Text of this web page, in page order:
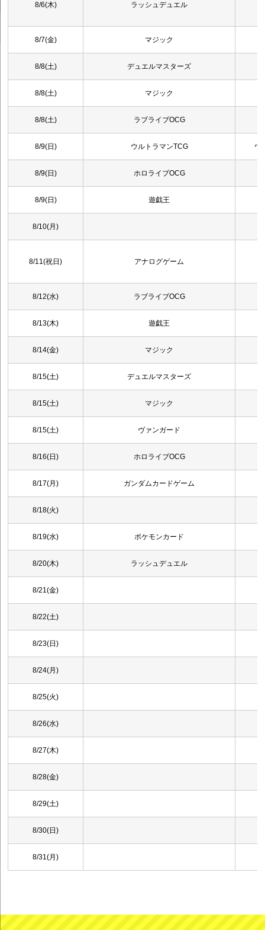
8/6(木) ラッシュデュエル
8/7(金) マジック
8/8(土) デュエルマスターズ
8/8(土) マジック
8/8(土) ラブライブOCG
8/9(日) ウルトラマンTCG ウ
8/9(日) ホロライブOCG
8/9(日) 遊戯王
8/10(月)
8/11(祝日) アナログゲーム
8/12(水) ラブライブOCG
8/13(木) 遊戯王
8/14(金) マジック
8/15(土) デュエルマスターズ
8/15(土) マジック
8/15(土) ヴァンガード
8/16(日) ホロライブOCG
8/17(月) ガンダムカードゲーム
8/18(火)
8/19(水) ポケモンカード
8/20(木) ラッシュデュエル
8/21(金)
8/22(土)
8/23(日)
8/24(月)
8/25(火)
8/26(水)
8/27(木)
8/28(金)
8/29(土)
8/30(日)
8/31(月)